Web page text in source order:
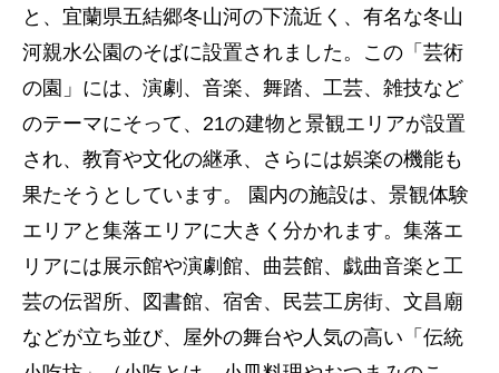
と、宜蘭県五結郷冬山河の下流近く、有名な冬山
河親水公園のそばに設置されました。この「芸術
の園」には、演劇、音楽、舞踏、工芸、雑技など
のテーマにそって、21の建物と景観エリアが設置
され、教育や文化の継承、さらには娯楽の機能も
果たそうとしています。 園内の施設は、景観体験
エリアと集落エリアに大きく分かれます。集落エ
リアには展示館や演劇館、曲芸館、戯曲音楽と工
芸の伝習所、図書館、宿舍、民芸工房街、文昌廟
などが立ち並び、屋外の舞台や人気の高い「伝統